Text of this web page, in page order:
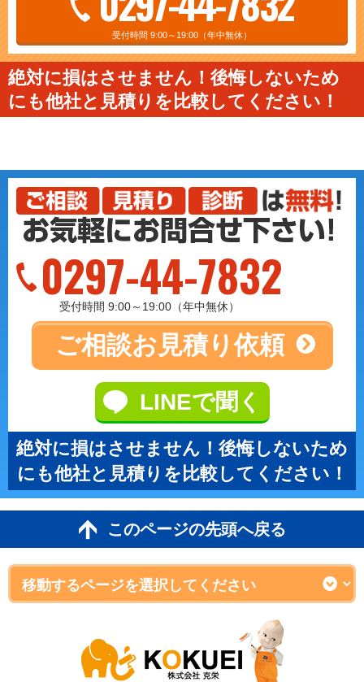
受付時間 9:00～19:00（年中無休）
絶対に損はさせません！後悔しないため
にも他社と見積りを比較してください！
0297-44-7832
受付時間 9:00～19:00（年中無休）
ご相談お見積り依頼
LINEで聞く
絶対に損はさせません！後悔しないため
にも他社と見積りを比較してください！
このページの先頭へ戻る